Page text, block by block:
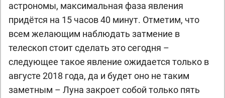
астрономы, максимальная фаза явления
придётся на 15 часов 40 минут. Отметим, что
всем желающим наблюдать затмение в
телескоп стоит сделать это сегодня –
следующее такое явление ожидается только в
августе 2018 года, да и будет оно не таким
заметным – Луна закроет собой только пять